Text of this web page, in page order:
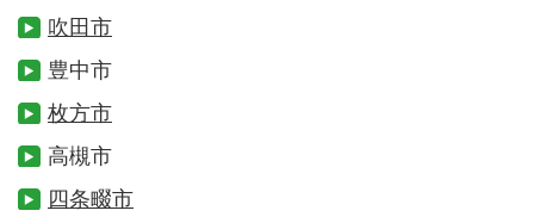
吹田市
豊中市
枚方市
高槻市
四条畷市